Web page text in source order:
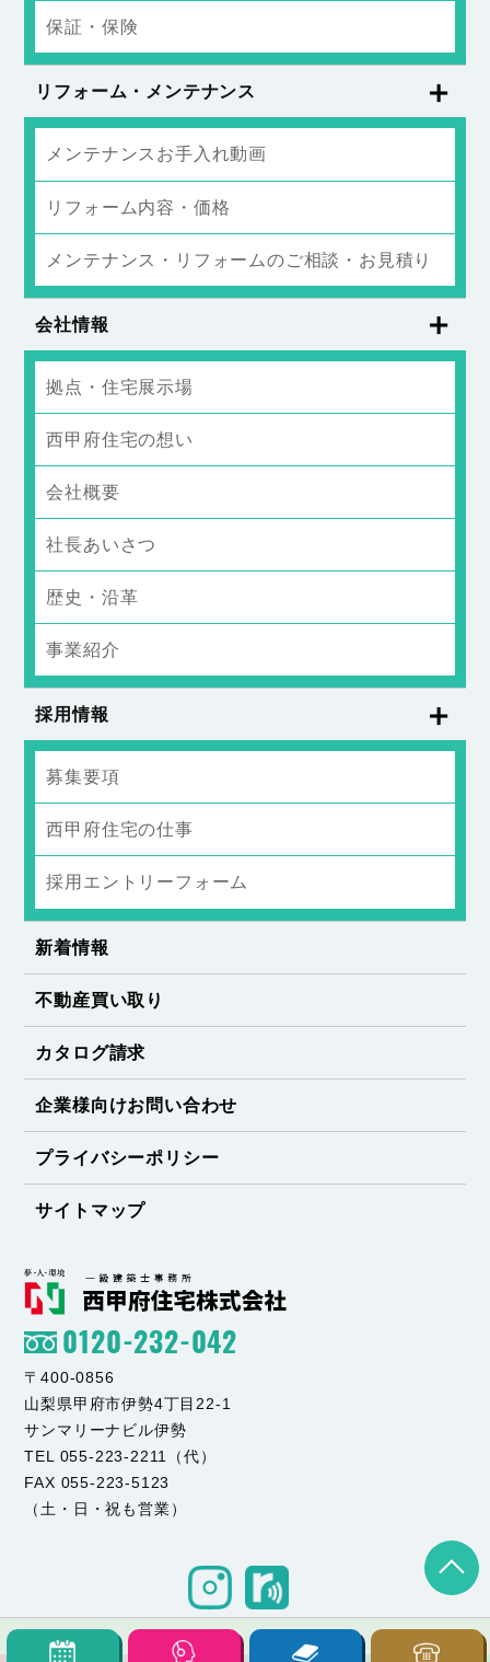
保証・保険
リフォーム・メンテナンス
メンテナンスお手入れ動画
リフォーム内容・価格
メンテナンス・リフォームのご相談・お見積り
会社情報
拠点・住宅展示場
西甲府住宅の想い
会社概要
社長あいさつ
歴史・沿革
事業紹介
採用情報
募集要項
西甲府住宅の仕事
採用エントリーフォーム
新着情報
不動産買い取り
カタログ請求
企業様向けお問い合わせ
プライバシーポリシー
サイトマップ
0120-232-042
〒400-0856
山梨県甲府市伊勢4丁目22-1
サンマリーナビル伊勢
TEL 055-223-2211（代）
FAX 055-223-5123
（土・日・祝も営業）